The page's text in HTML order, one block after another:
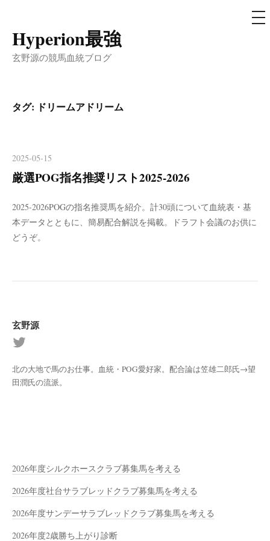
コ
ン
ツ
へ
ッ
プ
Hyperion最強
玄野源の競馬血統ブログ
メ
ニ
タグ: ドリームアドリーム
2025-05-15
厳選POG指名推奨リスト2025-2026
2025-2026POGの指名推奨馬を紹介。計30頭について血統表・基
本データとともに、簡易配合解説を掲載。ドラフト会議のお供に
どうぞ。
玄野源
北の大地で馬のお仕事。血統・POG愛好家。配合論は笠雄二郎氏→望
田潤氏の流派。
2026年度シルクホースクラブ募集馬を考える
2026年度社台サラブレッドクラブ募集馬を考える
2026年度サンデーサラブレッドクラブ募集馬を考える
2026年度2歳勝ち上がり診断